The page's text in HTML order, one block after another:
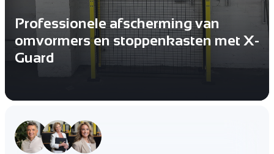
Professionele afscherming van
omvormers en stoppenkasten met X-
Guard